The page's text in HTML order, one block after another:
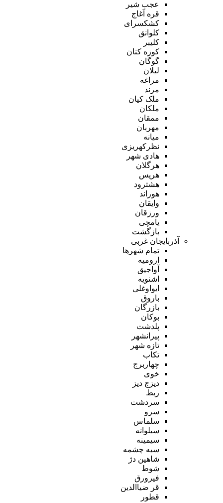
عجب شیر
قره آغاج
کشکسرای
کلوانق
کلیبر
کوزه کنان
گوگان
لیلان
مراغه
مرند
ملک کیان
ملکان
ممقان
مهربان
میانه
نظرکهریزی
هادی شهر
هرگلان
هریس
هشترود
هوراند
وایقان
ورزقان
یامچی
بازگشت
آذربایجان غربی
تمام شهر‌ها
ارومیه
آواجیق
اشنویه
ایواوغلی
باروق
بازرگان
بوکان
پلدشت
پیرانشهر
تازه شهر
تکاب
چهاربرج
خوی
دیزج دیز
ربط
سردشت
سرو
سلماس
سیلوانه
سیمینه
سیه چشمه
شاهین دژ
شوط
فیرورق
قر ضیاالدین
قطور